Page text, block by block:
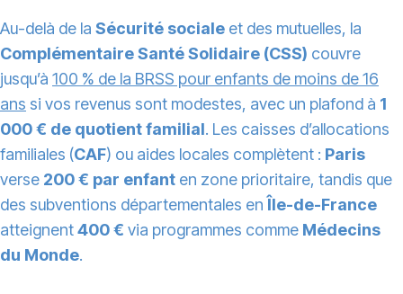
Au-delà de la Sécurité sociale et des mutuelles, la
Complémentaire Santé Solidaire (CSS) couvre
jusqu’à 100 % de la BRSS pour enfants de moins de 16
ans si vos revenus sont modestes, avec un plafond à 1
000 € de quotient familial. Les caisses d’allocations
familiales (CAF) ou aides locales complètent : Paris
verse 200 € par enfant en zone prioritaire, tandis que
des subventions départementales en Île-de-France
atteignent400 € via programmes comme Médecins
du Monde.